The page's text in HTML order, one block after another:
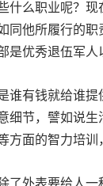
什么职业呢？现
他所履行的职
是优秀退伍军人
谁有钱就给谁提
细节，譬如说生
方面的智力培
了外表要给人一